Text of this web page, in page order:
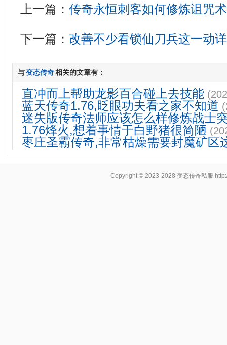
上一篇：传奇永恒刺客如何修炼诅咒术
下一篇： 改善不少看锁仙刀兵这一动
与变态传奇相关的文章有：
直冲而上帮助龙影百合碰上去技能
蓝天传奇1.76,眨眼功夫看之家不知道
迷失版传奇法师应该怎么样修炼战士
1.76烽火,想着事情于白野猪很简陋
枣庄圣霸传奇,非常枯燥需要封魔矿区
Copyright © 2023-2028变态传奇私服